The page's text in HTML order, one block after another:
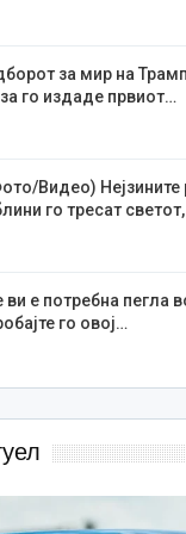
за мир на
го издаде првиот…
Видео)
го тресат
ви е потребна пегла
го овој…